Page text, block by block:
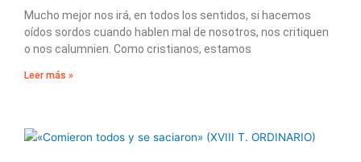
Mucho mejor nos irá, en todos los sentidos, si hacemos
oídos sordos cuando hablen mal de nosotros, nos critiquen
o nos calumnien. Como cristianos, estamos
Leer más »